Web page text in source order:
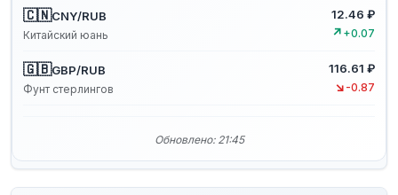
🇨🇳CNY/RUB
Китайский юань
12.46 ₽
↗ +0.07
🇬🇧GBP/RUB
Фунт стерлингов
116.61 ₽
↘ -0.87
Обновлено: 21:45